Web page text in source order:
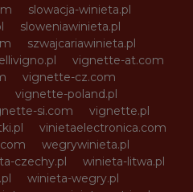
slowacja-winieta.pl
sloweniawinieta.pl
szwajcariawinieta.pl
vignette-at.com
vignette-cz.com
vignette-poland.pl
si.com
vignette.pl
vinietaelectronica.com
wegrywinieta.pl
czechy.pl
winieta-litwa.pl
winieta-wegry.pl